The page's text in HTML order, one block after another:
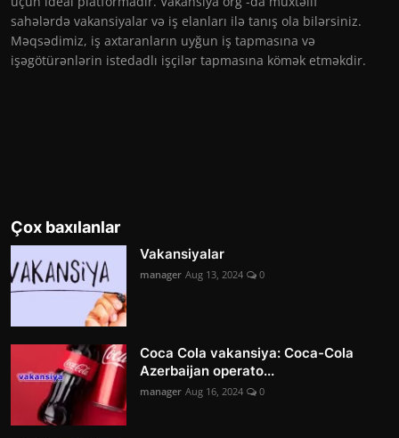
sahələrdə vakansiyalar və iş elanları ilə tanış ola bilərsiniz.
Məqsədimiz, iş axtaranların uyğun iş tapmasına və
işəgötürənlərin istedadlı işçilər tapmasına kömək etməkdir.
Çox baxılanlar
Vakansiyalar
manager Aug 13, 2024 0
Coca Cola vakansiya: Coca-Cola
Azerbaijan operato...
manager Aug 16, 2024 0